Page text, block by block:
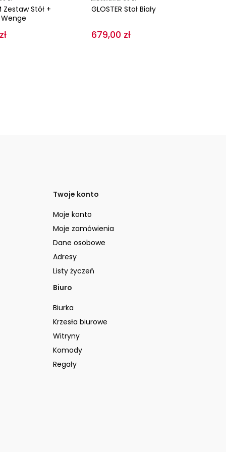
Zestaw Stół +
Wenge
GLOSTER Stoł Biały
679,00 zł
Twoje konto
Moje konto
Moje zamówienia
Dane osobowe
Adresy
Listy życzeń
Biuro
Biurka
Krzesła biurowe
Witryny
Komody
Regały